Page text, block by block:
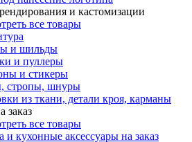
и кастомизации
все товары
и шильды
и пуллеры
и стикеры
стропы, шнуры
из ткани, детали кроя, карманы
заказ
все товары
и кухонные аксессуары на заказ